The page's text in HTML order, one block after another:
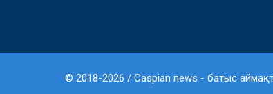
© 2018-2026 / Caspian news - батыс